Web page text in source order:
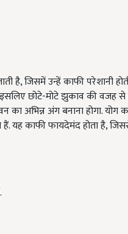
जिसमें उन्हें काफी परेशानी
इसलिए छोटे-मोटे झुकाव की वजह
अभिन्न अंग बनाना होगा. योग
काफी फायदेमंद होता है, जिससे